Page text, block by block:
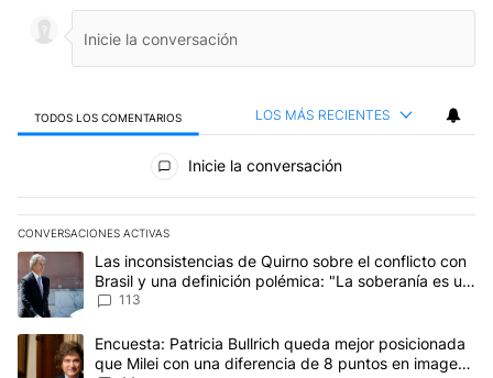
TODOS LOS COMENTARIOS LOS MÁS RECIENTES
Todos los comentarios
Inicie la conversación
CONVERSACIONES ACTIVAS
Este listado muestra los artículos con más comentarios en los
Un artículo de tendencia con el título "Las inconsistencias de
Las inconsistencias de Quirno sobre el conflicto con
Brasil y una definición polémica: "La soberanía es un
concepto antiguo"
113
Un artículo de tendencia con el título "Encuesta: Patricia
Encuesta: Patricia Bullrich queda mejor posicionada
que Milei con una diferencia de 8 puntos en imagen